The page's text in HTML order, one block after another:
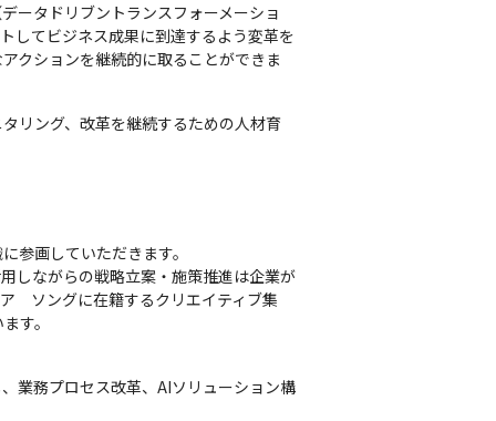
ータドリブントランスフォーメーショ
してビジネス成果に到達するよう変革を
クションを継続的に取ることができま
リング、改革を継続するための人材育
参画していただきます。
しながらの戦略立案・施策推進は企業が
　ソングに在籍するクリエイティブ集
す。
業務プロセス改革、AIソリューション構